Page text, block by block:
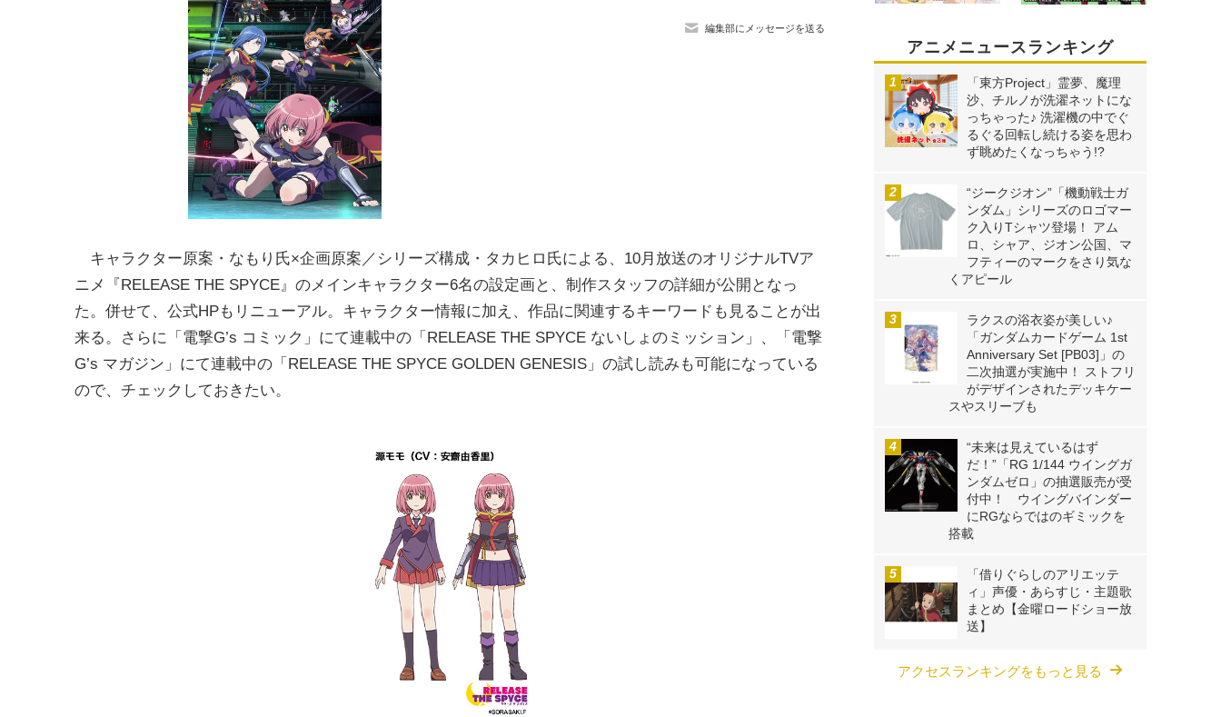
編集部にメッセージを送る
キャラクター原案・なもり氏×企画原案／シリーズ構成・ タカヒロ氏による、 10月放送のオリジナルTVア
ニメ『RELEASE THE SPYCE』 のメインキャラクター6名の設定画と、制作スタッフの詳細が公開となっ
た。併せて、公式HPもリニューアル。 キャラクター情報に加え、 作品に関連するキーワードも見ることが出
来る。さらに「電撃G’s コミック」にて連載中の「 RELEASE THE SPYCE ないしょのミッション」、「電撃
G’s マガジン」にて連載中の「 RELEASE THE SPYCE GOLDEN GENESIS 」の試し読みも可能になっている
ので、 チェックしておきたい。
アニメニュースランキング
「東方Project」霊夢、魔理
沙、チルノが洗濯ネットにな
っちゃった♪ 洗濯機の中でぐ
るぐる回転し続ける姿を思わ
ず眺めたくなっちゃう!?
“ジークジオン”「機動戦士ガ
ンダム」シリーズのロゴマー
ク入りTシャツ登場！ アム
ロ、シャア、ジオン公国、マ
フティーのマークをさり気な
くアピール
ラクスの浴衣姿が美しい♪
「ガンダムカードゲーム 1st
Anniversary Set [PB03]」の
二次抽選が実施中！ ストフリ
がデザインされたデッキケー
スやスリーブも
“未来は見えているはず
だ！”「RG 1/144 ウイングガ
ンダムゼロ」の抽選販売が受
付中！ ウイングバインダー
にRGならではのギミックを
搭載
「借りぐらしのアリエッテ
ィ」声優・あらすじ・主題歌
まとめ【金曜ロードショー放
送】
アクセスランキングをもっと見る